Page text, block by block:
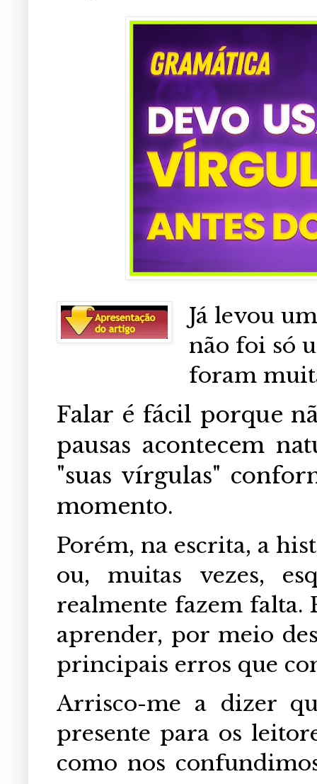
Já levou
não foi só
foram
Falar é fácil porque
pausas acontecem
"suas vírgulas"
momento.
Porém, na escrita, a
ou, muitas vezes,
realmente fazem falta.
aprender, por meio
principais erros que
Arrisco-me a dizer
presente para os
como nos